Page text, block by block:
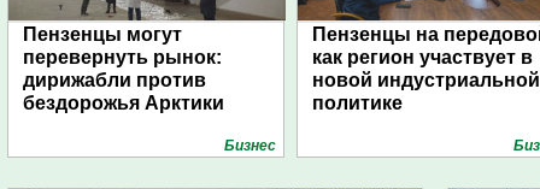
Пензенцы могут
перевернуть рынок:
дирижабли против
бездорожья Арктики
Бизнес
Пензенцы на
как регион участвует в
новой индустриальной
политике